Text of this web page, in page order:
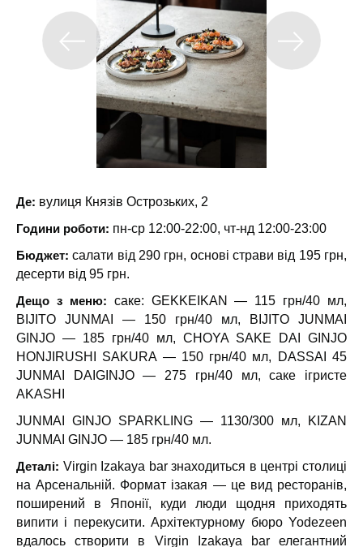
Де: вулиця Князів Острозьких, 2
Години роботи: пн-ср 12:00-22:00, чт-нд 12:00-23:00
Бюджет:салати від 290 грн, основі страви від 195 грн,
десерти від 95 грн.
Дещо з меню: саке: GEKKEIKAN — 115 грн/40 мл,
BIJITO JUNMAI — 150 грн/40 мл, BIJITO JUNMAI
GINJO — 185 грн/40 мл, CHOYA SAKE DAI GINJO
HONJIRUSHI SAKURA — 150 грн/40 мл, DASSAI 45
JUNMAI DAIGINJO — 275 грн/40 мл, саке ігристе
AKASHI
JUNMAI GINJO SPARKLING — 1130/300 мл, KIZAN
JUNMAI GINJO — 185 грн/40 мл.
Деталі: Virgin Izakaya bar знаходиться в центрі столиці
на Арсенальній. Формат ізакая — це вид ресторанів,
поширений в Японії, куди люди щодня приходять
випити і перекусити. Архітектурному бюро Yodezeen
вдалось створити в Virgin Izakaya bar елегантний